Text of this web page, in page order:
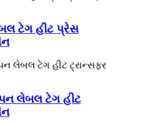
ટેગ હીટ પ્રેસ
લેબલ ટેગ હીટ